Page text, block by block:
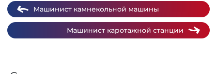
Машинист камнекольной машины
Машинист каротажной станции